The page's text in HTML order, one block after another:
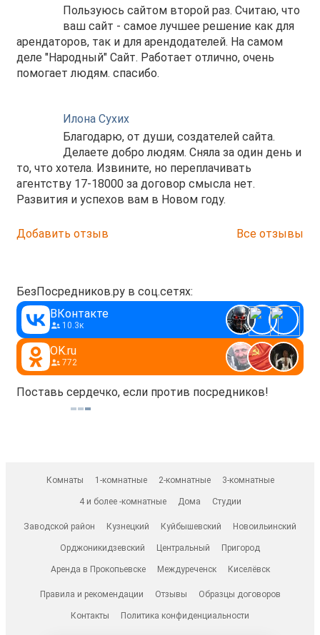
Пользуюсь сайтом второй раз. Считаю, что
ваш сайт - самое лучшее решение как для
арендаторов, так и для арендодателей. На самом
деле "Народный" Сайт. Работает отлично, очень
помогает людям. спасибо.
Илона Сухих
Благодарю, от души, создателей сайта.
Делаете добро людям. Сняла за один день и
то, что хотела. Извините, но переплачивать
агентству 17-18000 за договор смысла нет.
Развития и успехов вам в Новом году.
Добавить отзыв Все отзывы
БезПосредников.ру в соц.сетях:
ВКонтакте
10.3к
OK.ru
772
Поставь сердечко, если против посредников!
Комнаты 1-комнатные 2-комнатные 3-комнатные
4 и более -комнатные Дома Студии
Заводской район Кузнецкий Куйбышевский Новоильинский
Орджоникидзевский Центральный Пригород
Аренда в Прокопьевске Междуреченск Киселёвск
Правила и рекомендации Отзывы Образцы договоров
Контакты Политика конфиденциальности